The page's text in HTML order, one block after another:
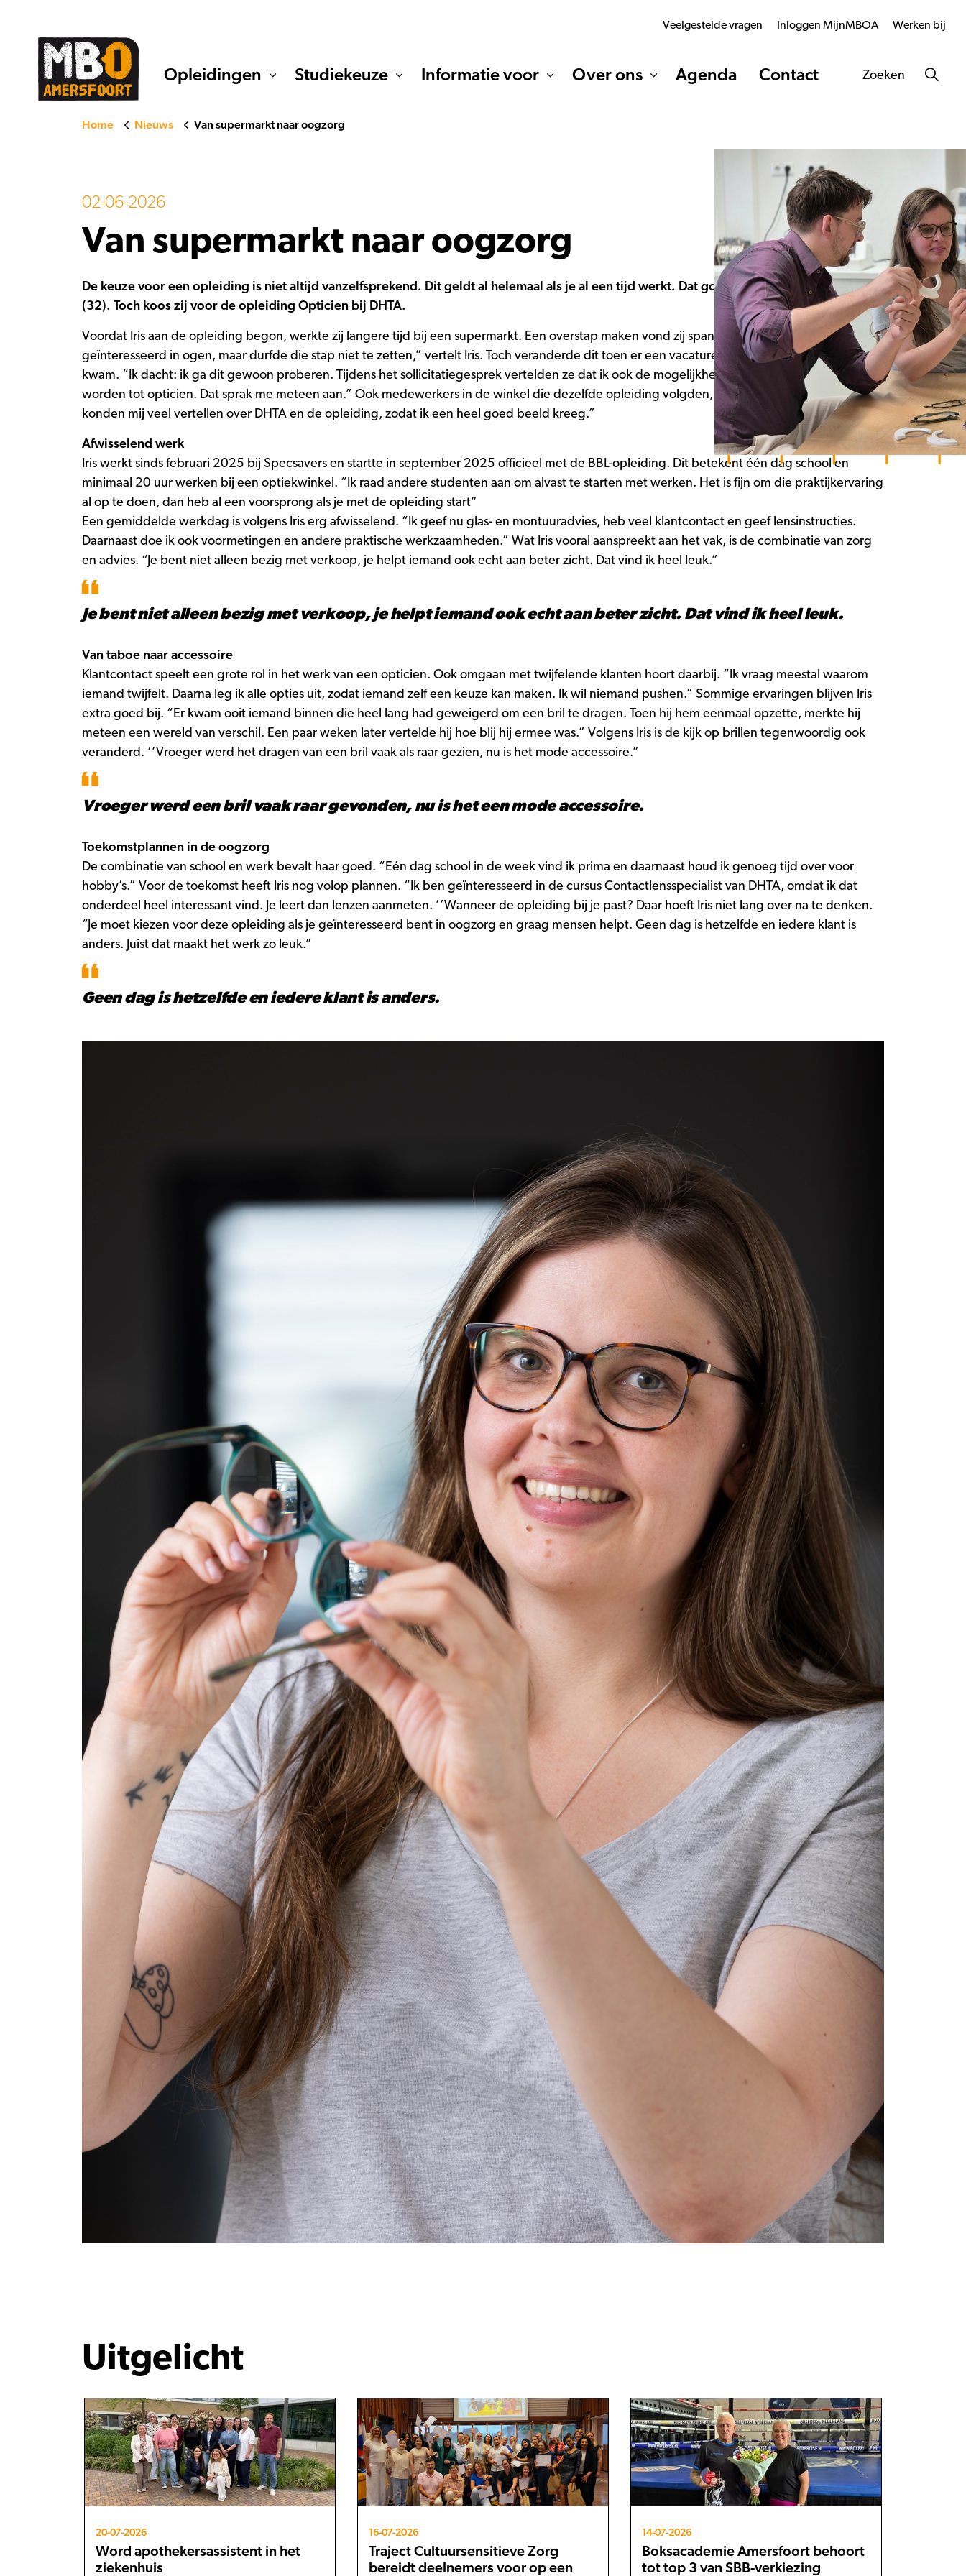
Opleidingen Studiekeuze Informatie voor Over ons Agenda Contact
Veelgestelde vragen Inloggen MijnMBOA Werken bij
Zoeken
Home Nieuws Van supermarkt naar oogzorg
02-06-2026
Van supermarkt naar oogzorg
De keuze voor een opleiding is niet altijd vanzelfsprekend. Dit geldt al helemaal als je al een tijd werkt. Dat gold ook voor Iris Reinders
(32). Toch koos zij voor de opleiding Opticien bij DHTA.
Voordat Iris aan de opleiding begon, werkte zij langere tijd bij een supermarkt. Een overstap maken vond zij spannend. “Ik was al heel lang
geïnteresseerd in ogen, maar durfde die stap niet te zetten,” vertelt Iris. Toch veranderde dit toen er een vacature van Specsavers voorbij
kwam. “Ik dacht: ik ga dit gewoon proberen. Tijdens het sollicitatiegesprek vertelden ze dat ik ook de mogelijkheid kreeg om opgeleid te
worden tot opticien. Dat sprak me meteen aan.” Ook medewerkers in de winkel die dezelfde opleiding volgden, hielpen bij haar keuze. “Zij
konden mij veel vertellen over DHTA en de opleiding, zodat ik een heel goed beeld kreeg.”
Afwisselend werk
Iris werkt sinds februari 2025 bij Specsavers en startte in september 2025 officieel met de BBL-opleiding. Dit betekent één dag school en
minimaal 20 uur werken bij een optiekwinkel. “Ik raad andere studenten aan om alvast te starten met werken. Het is fijn om die praktijkervaring
al op te doen, dan heb al een voorsprong als je met de opleiding start”
Een gemiddelde werkdag is volgens Iris erg afwisselend. “Ik geef nu glas- en montuuradvies, heb veel klantcontact en geef lensinstructies.
Daarnaast doe ik ook voormetingen en andere praktische werkzaamheden.” Wat Iris vooral aanspreekt aan het vak, is de combinatie van zorg
en advies. “Je bent niet alleen bezig met verkoop, je helpt iemand ook echt aan beter zicht. Dat vind ik heel leuk.”
Je bent niet alleen bezig met verkoop, je helpt iemand ook echt aan beter zicht. Dat vind ik heel leuk.
Van taboe naar accessoire
Klantcontact speelt een grote rol in het werk van een opticien. Ook omgaan met twijfelende klanten hoort daarbij. “Ik vraag meestal waarom
iemand twijfelt. Daarna leg ik alle opties uit, zodat iemand zelf een keuze kan maken. Ik wil niemand pushen.” Sommige ervaringen blijven Iris
extra goed bij. “Er kwam ooit iemand binnen die heel lang had geweigerd om een bril te dragen. Toen hij hem eenmaal opzette, merkte hij
meteen een wereld van verschil. Een paar weken later vertelde hij hoe blij hij ermee was.” Volgens Iris is de kijk op brillen tegenwoordig ook
veranderd. ‘’Vroeger werd het dragen van een bril vaak als raar gezien, nu is het mode accessoire.”
Vroeger werd een bril vaak raar gevonden, nu is het een mode accessoire.
Toekomstplannen in de oogzorg
De combinatie van school en werk bevalt haar goed. “Eén dag school in de week vind ik prima en daarnaast houd ik genoeg tijd over voor
hobby’s.” Voor de toekomst heeft Iris nog volop plannen. “Ik ben geïnteresseerd in de cursus Contactlensspecialist van DHTA, omdat ik dat
onderdeel heel interessant vind. Je leert dan lenzen aanmeten. ’’Wanneer de opleiding bij je past? Daar hoeft Iris niet lang over na te denken.
“Je moet kiezen voor deze opleiding als je geïnteresseerd bent in oogzorg en graag mensen helpt. Geen dag is hetzelfde en iedere klant is
anders. Juist dat maakt het werk zo leuk.”
Geen dag is hetzelfde en iedere klant is anders.
Uitgelicht
20-07-2026
Word apothekersassistent in het
ziekenhuis
16-07-2026
Traject Cultuursensitieve Zorg
bereidt deelnemers voor op een
14-07-2026
Boksacademie Amersfoort behoort
tot top 3 van SBB-verkiezing